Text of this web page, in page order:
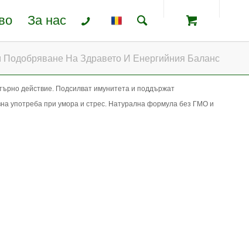
За нас
Подобряване На Здравето И Енергийния Баланс
действие. Подсилват имунитета и поддържат
употреба при умора и стрес. Натурална формула без ГМО и